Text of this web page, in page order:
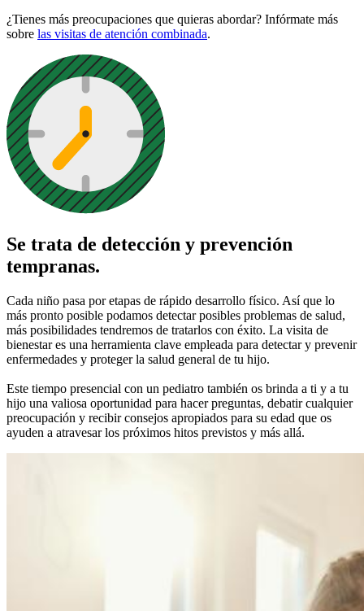
¿Tienes más preocupaciones que quieras abordar? Infórmate más
sobre las visitas de atención combinada.
Se trata de detección y prevención
tempranas.
Cada niño pasa por etapas de rápido desarrollo físico. Así que lo
más pronto posible podamos detectar posibles problemas de salud,
más posibilidades tendremos de tratarlos con éxito. La visita de
bienestar es una herramienta clave empleada para detectar y prevenir
enfermedades y proteger la salud general de tu hijo.
Este tiempo presencial con un pediatro también os brinda a ti y a tu
hijo una valiosa oportunidad para hacer preguntas, debatir cualquier
preocupación y recibir consejos apropiados para su edad que os
ayuden a atravesar los próximos hitos previstos y más allá.